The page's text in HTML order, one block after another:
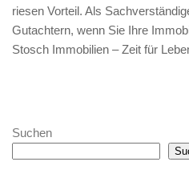
riesen Vorteil. Als
Gutachtern, wenn Sie Ihre
Stosch Immobilien – Zeit für
Suchen